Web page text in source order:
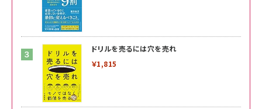
ドリルを売るには穴を売れ
￥1,815